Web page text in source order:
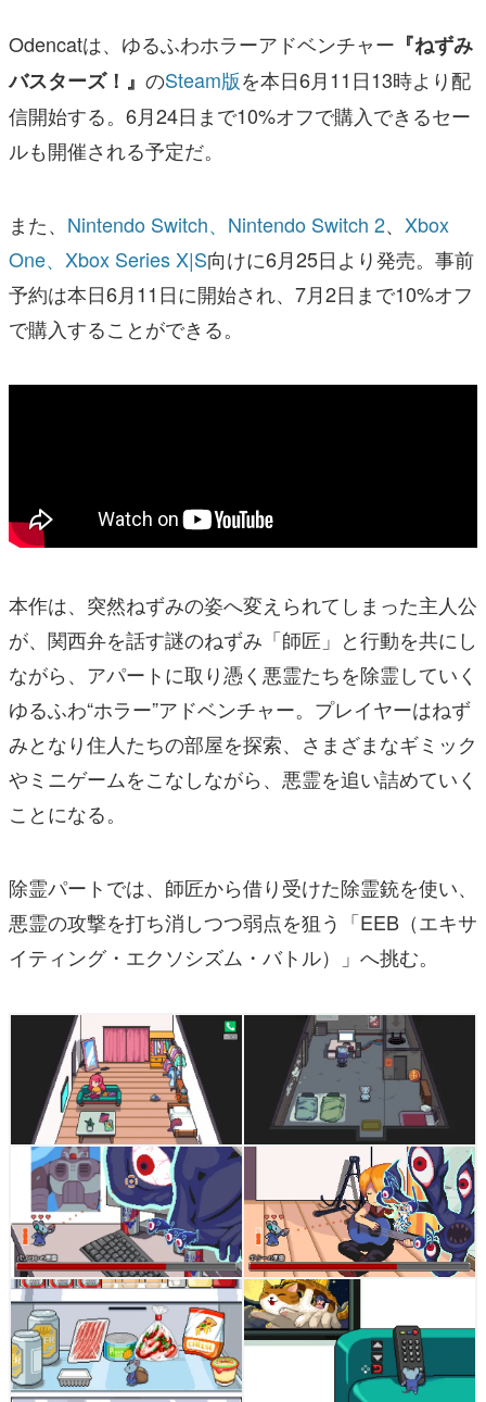
その他
電ファミニコゲーマーとは？
運営：株式会社マレ
Odencatは、ゆるふわホラーアドベンチャー 『ねずみ
バスターズ！』 のSteam版を本日6月11日13時より配
信開始する。6月24日まで10%オフで購入できるセー
ルも開催される予定だ。
また、 Nintendo Switch、Nintendo Switch 2、 Xbox
One、Xbox Series X|S向けに6月25日より発売。事前
予約は本日6月11日に開始され、7月2日まで10%オフ
で購入することができる。
本作は、突然ねずみの姿へ変えられてしまった主人公
が、関西弁を話す謎のねずみ「師匠」と行動を共にし
ながら、アパートに取り憑く悪霊たちを除霊していく
ゆるふわ“ホラー”アドベンチャー。プレイヤーはねず
みとなり住人たちの部屋を探索、さまざまなギミック
やミニゲームをこなしながら、悪霊を追い詰めていく
ことになる。
除霊パートでは、師匠から借り受けた除霊銃を使い、
悪霊の攻撃を打ち消しつつ弱点を狙う「EEB（エキサ
イティング・エクソシズム・バトル）」へ挑む。